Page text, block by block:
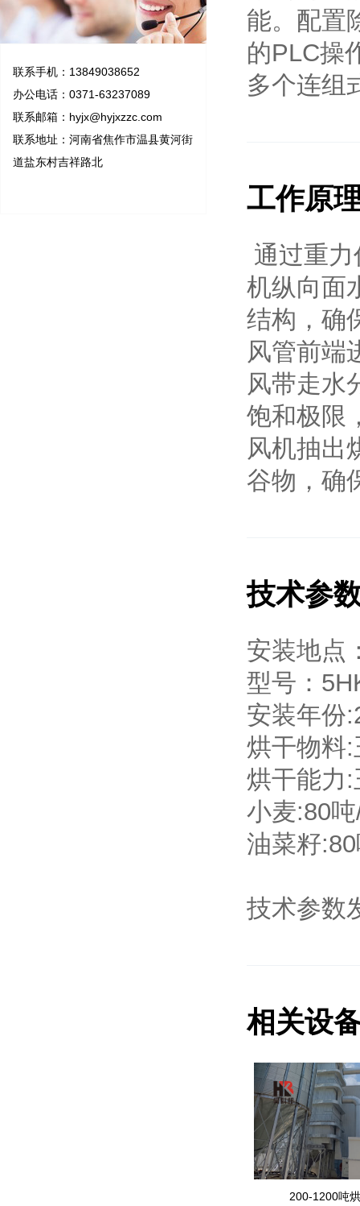
联系手机：13849038652
办公电话：0371-63237089
联系邮箱： hyjx@hyjxzzc.com
联系地址：河南省焦作市温县黄河街
道盐东村吉祥路北
能。配置
的PLC操
多个连组
工作原
通过重
机纵向面
结构，确
风管前端
风带走水
饱和极限
风机抽出
谷物，确
技术参
安装地点
型号：
安装年份
烘干物料
烘干能力
小麦:80
油菜籽
技术参数
相关设
200-1200吨